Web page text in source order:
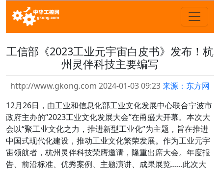
工信部《2023工业元宇宙白皮书》发布！杭
州灵伴科技主要编写
http://www.gkong.com 2024-01-03 09:23来源：东方网
12月26日，由工业和信息化部工业文化发展中心联合宁波市
政府主办的“2023工业文化发展大会”在甬盛大开幕。本次大
会以“聚工业文化之力，推进新型工业化”为主题，旨在推进
中国式现代化建设，推动工业文化繁荣发展。作为工业元宇
宙领航者，杭州灵伴科技荣膺邀请，隆重出席大会。年度报
告、前沿标准、优秀案例、主题演讲、成果展览......此次大